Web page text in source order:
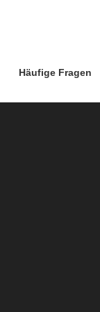
Häufige Fragen